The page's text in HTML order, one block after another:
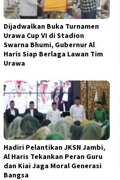
Dijadwalkan Buka Turnamen
Urawa Cup VI di Stadion
Swarna Bhumi, Gubernur Al
Haris Siap Berlaga Lawan Tim
Urawa
Hadiri Pelantikan JKSN Jambi,
Al Haris Tekankan Peran Guru
dan Kiai Jaga Moral Generasi
Bangsa